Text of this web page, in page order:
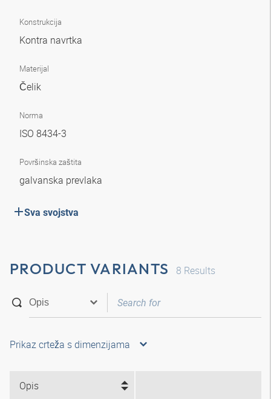
Konstrukcija
Kontra navrtka
Materijal
Čelik
Norma
ISO 8434-3
Površinska zaštita
galvanska prevlaka
Sva svojstva
PRODUCT VARIANTS 8 Results
Prikaz crteža s dimenzijama
Opis